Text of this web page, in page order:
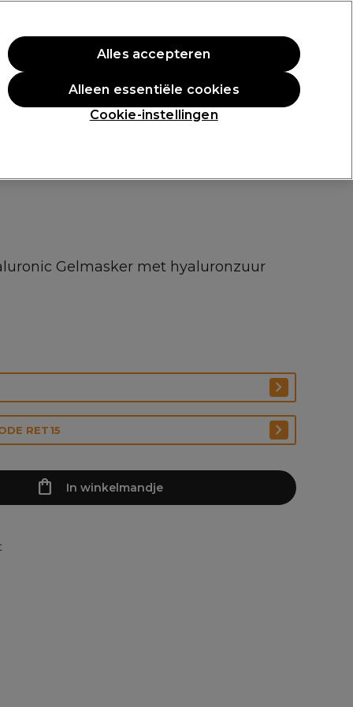
Aanmelden
Professionele Awards
Gelmasker met hyaluronzuur
RET15
In winkelmandje
Cookie-instellingen
Alleen essentiële cookies
Alles accepteren